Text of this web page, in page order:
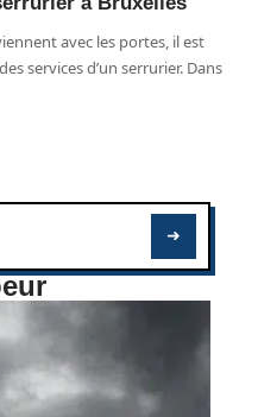
avec les portes, il est
services d’un serrurier. Dans